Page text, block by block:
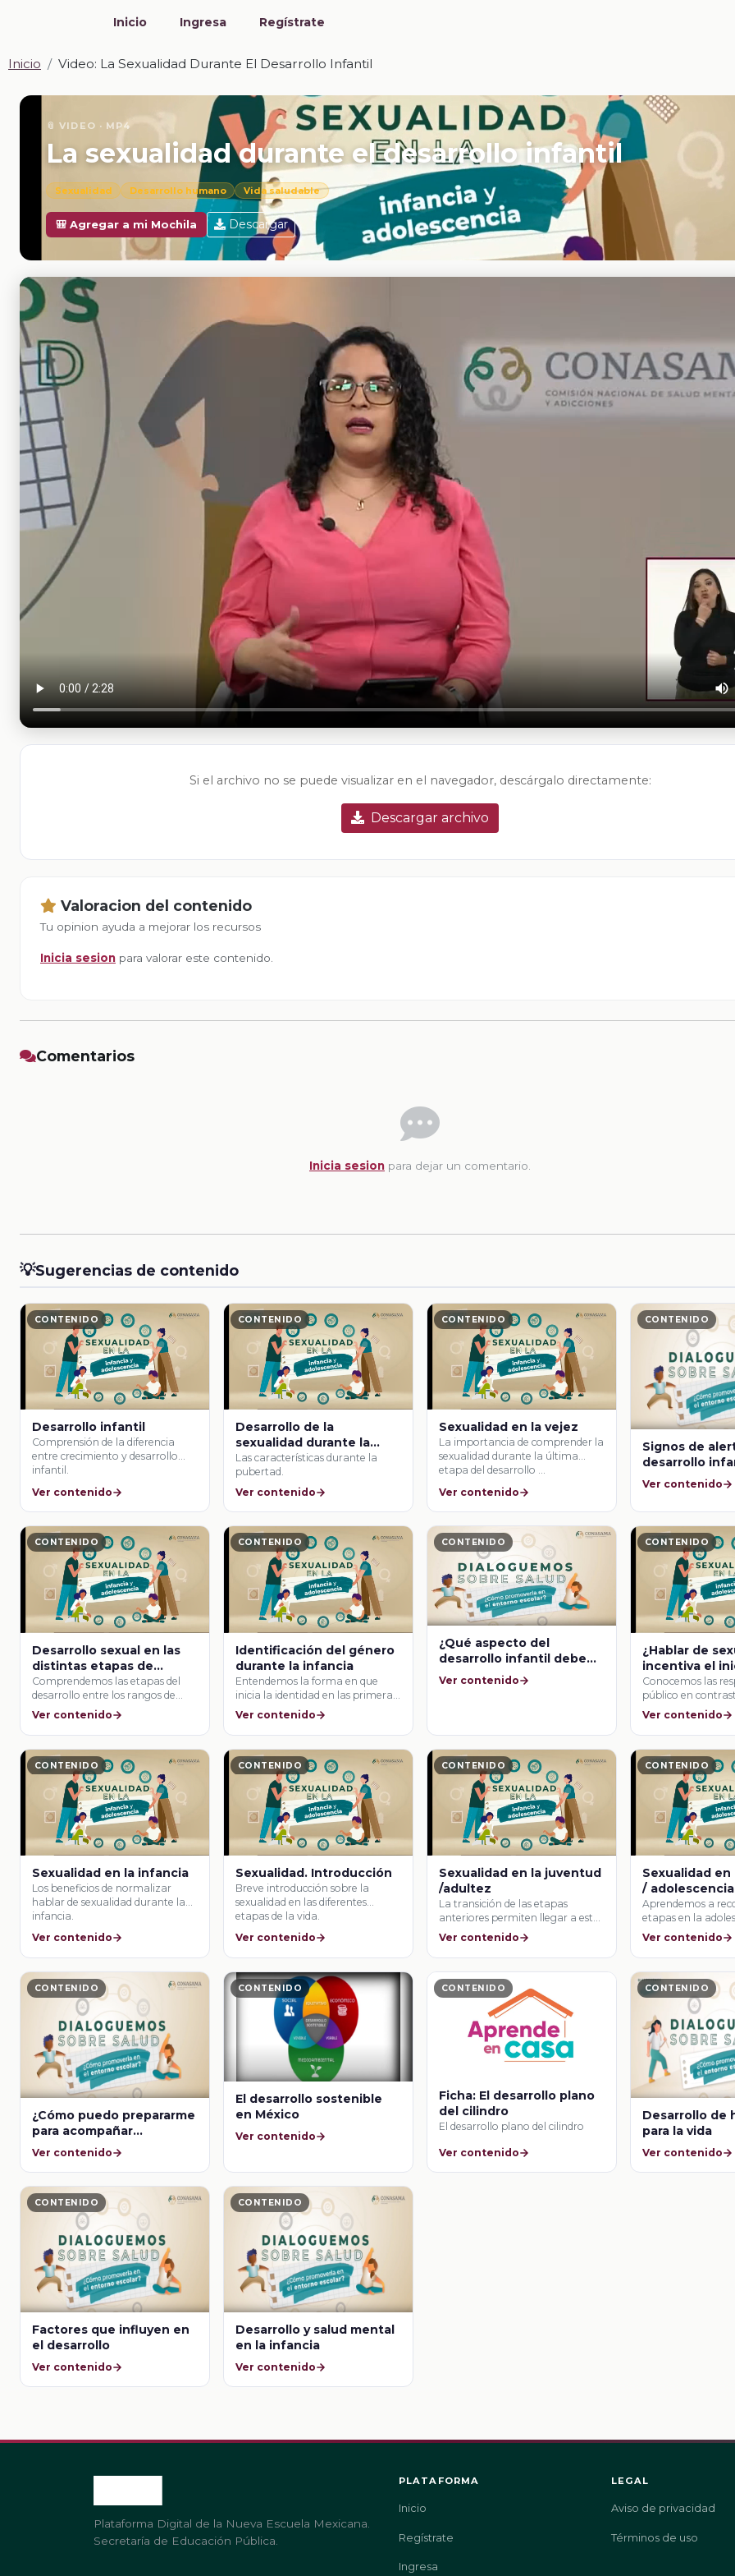
Inicio Ingresa Regístrate
Inicio Video: La Sexualidad Durante El Desarrollo Infantil
📎 VIDEO · MP4
La sexualidad durante el desarrollo infantil
Sexualidad Desarrollo humano Vida saludable
🎒 Agregar a mi Mochila Descargar
Si el archivo no se puede visualizar en el navegador, descárgalo directamente:
Descargar archivo
Valoracion del contenido
Tu opinion ayuda a mejorar los recursos
Inicia sesion para valorar este contenido.
Comentarios
Inicia sesion para dejar un comentario.
💡Sugerencias de contenido
CONTENIDO
Desarrollo infantil
Comprensión de la diferencia
entre crecimiento y desarrollo
infantil.
Ver contenido
CONTENIDO
Desarrollo de la
sexualidad durante la
pubertad / adolescencia
Las características durante la
pubertad.
Ver contenido
CONTENIDO
Sexualidad en la vejez
La importancia de comprender la
sexualidad durante la última
etapa del desarrollo …
Ver contenido
CONTENIDO
Signos de
desarrollo
Ver contenido
CONTENIDO
Desarrollo sexual en las
distintas etapas de
desarrollo
Comprendemos las etapas del
desarrollo entre los rangos de
edad de 2 …
Ver contenido
CONTENIDO
Identificación del género
durante la infancia
Entendemos la forma en que
inicia la identidad en las primeras
etapas …
Ver contenido
CONTENIDO
¿Qué aspecto del
desarrollo infantil debe
considerarse como
Ver contenido
CONTENIDO
¿Hablar de
incentiva el
temprano de
sexual?
Conocemos las
público en
opinión de la …
Ver contenido
CONTENIDO
Sexualidad en la infancia
Los beneficios de normalizar
hablar de sexualidad durante la
infancia.
Ver contenido
CONTENIDO
Sexualidad. Introducción
Breve introducción sobre la
sexualidad en las diferentes
etapas de la vida.
Ver contenido
CONTENIDO
Sexualidad en la juventud
/adultez
La transición de las etapas
anteriores permiten llegar a esta
etapa adecuada …
Ver contenido
CONTENIDO
Sexualidad
/ adolescencia
Aprendemos a
etapas en la
temprana y …
Ver contenido
CONTENIDO
¿Cómo puedo prepararme
para acompañar
emocionalmente a niñas y
niños en su desarrollo
Ver contenido
CONTENIDO
El desarrollo sostenible
en México
Ver contenido
CONTENIDO
Ficha: El desarrollo plano
del cilindro
El desarrollo plano del cilindro
Ver contenido
CONTENIDO
Desarrollo de
para la vida
Ver contenido
CONTENIDO
Factores que influyen en
el desarrollo
Ver contenido
CONTENIDO
Desarrollo y salud mental
en la infancia
Ver contenido
Plataforma Digital de la Nueva Escuela Mexicana.
Secretaría de Educación Pública.
PLATAFORMA
Inicio
Regístrate
Ingresa
LEGAL
Aviso de privacidad
Términos de uso